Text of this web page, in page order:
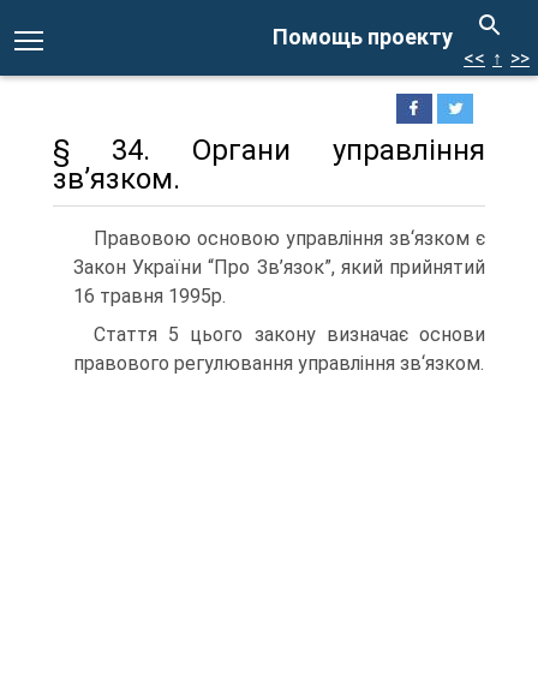
Помощь проекту
<< ↑ >>
§ 34. Органи управління
зв’язком.
Правовою основою управління зв‘язком є
Закон України “Про Зв’язок”, який прийнятий
16 травня 1995р.
Стаття 5 цього закону визначає основи
правового регулювання управління зв‘язком.